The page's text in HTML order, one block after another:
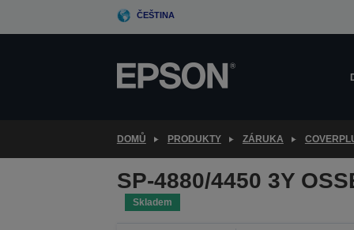
ČEŠTINA
DOMŮ PRODUKTY ZÁRUKA
SP-4880/4450 3Y
Skladem